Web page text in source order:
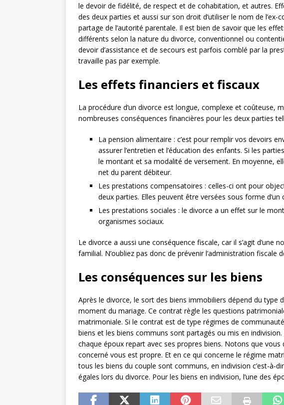
le devoir de fidélité, de respect et de cohabitation, et autres.
des deux parties et aussi sur son droit d’utiliser le nom de
partage de l’autorité parentale. Il est bien de savoir que les
différents selon la nature du divorce, conventionnel ou
devoir d’assistance et de secours est parfois comblé par la
travaille pas par exemple.
Les effets financiers et fiscaux
La procédure d’un divorce est longue, complexe et coûteuse,
nombreuses conséquences financières pour les deux parties
La pension alimentaire : c’est pour remplir vos devoirs
assurer l’entretien et l’éducation des enfants. Si les
le montant et sa modalité de versement. En moyenne,
net du parent débiteur.
Les prestations compensatoires : celles-ci ont pour
deux parties. Elles peuvent être versées sous forme d’un
Les prestations sociales : le divorce a un effet sur le
organismes sociaux.
Le divorce a aussi une conséquence fiscale, car il s’agit d’une
familial. N’oubliez pas donc de prévenir l’administration fiscale
Les conséquences sur les biens
Après le divorce, le sort des biens immobiliers dépend du type
moment du mariage. Ce contrat règle les questions
matrimoniale. Si le contrat est de type régimes de
biens et les biens communs sont partagés ou mis en
chaque époux repart avec ses propres biens. Notons que vous
concerné vous est propre. Et en ce qui concerne le régime
tous les biens du couple sont communs, en indivision c’est-à-
égales lors du divorce. Pour les biens en indivision, l’une des